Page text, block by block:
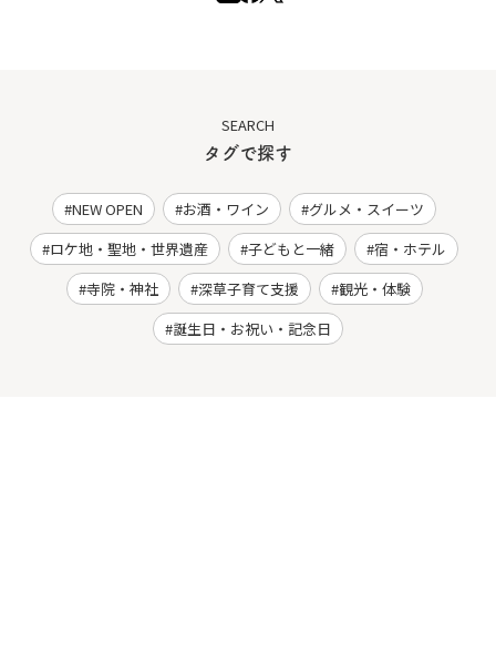
SEARCH
タグで探す
NEW OPEN お酒・ワイン
グルメ・スイーツ
ロケ地・聖地・世界遺産
子どもと一緒
宿・ホテル
寺院・神社
深草子育て支援
観光・体験
誕生日・お祝い・記念日